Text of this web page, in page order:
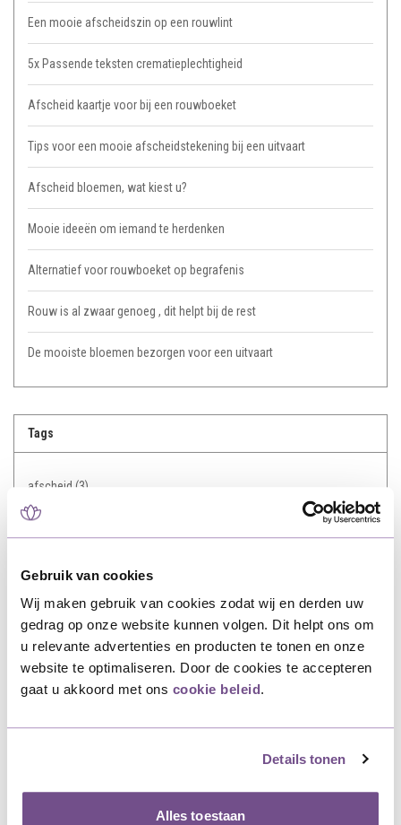
Gebruik van cookies
Wij maken gebruik van cookies zodat wij en derden uw
gedrag op onze website kunnen volgen. Dit helpt ons om
u relevante advertenties en producten te tonen en onze
website te optimaliseren. Door de cookies te accepteren
gaat u akkoord met ons cookie beleid.
Details tonen
Alles toestaan
Een mooie afscheidszin op een rouwlint
5x Passende teksten crematieplechtigheid
Afscheid kaartje voor bij een rouwboeket
Tips voor een mooie afscheidstekening bij een uitvaart
Afscheid bloemen, wat kiest u?
Mooie ideeën om iemand te herdenken
Alternatief voor rouwboeket op begrafenis
Rouw is al zwaar genoeg , dit helpt bij de rest
De mooiste bloemen bezorgen voor een uitvaart
Tags
afscheid (3)
bezorging
Bloemen(4)
flowers(1)
Gedenksteen(1)
Gemiddelde prijs(1)